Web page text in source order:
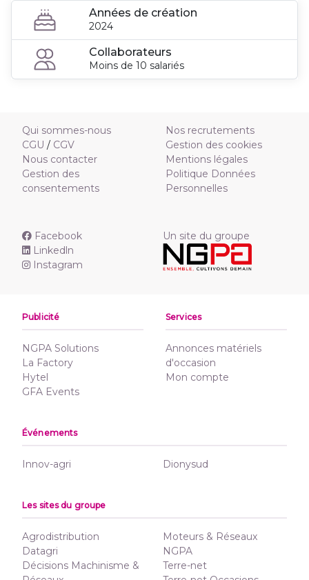
Années de création
2024
Collaborateurs
Moins de 10 salariés
Qui sommes-nous
CGU / CGV
Nous contacter
Gestion des
consentements
Nos recrutements
Gestion des cookies
Mentions légales
Politique Données
Personnelles
Facebook
Linkedln
Instagram
Un site du groupe
Publicité
NGPA Solutions
La Factory
Hytel
GFA Events
Services
Annonces matériels
d'occasion
Mon compte
Événements
Innov-agri Dionysud
Les sites du groupe
Agrodistribution
Datagri
Décisions Machinisme &
Moteurs & Réseaux
NGPA
Terre-net